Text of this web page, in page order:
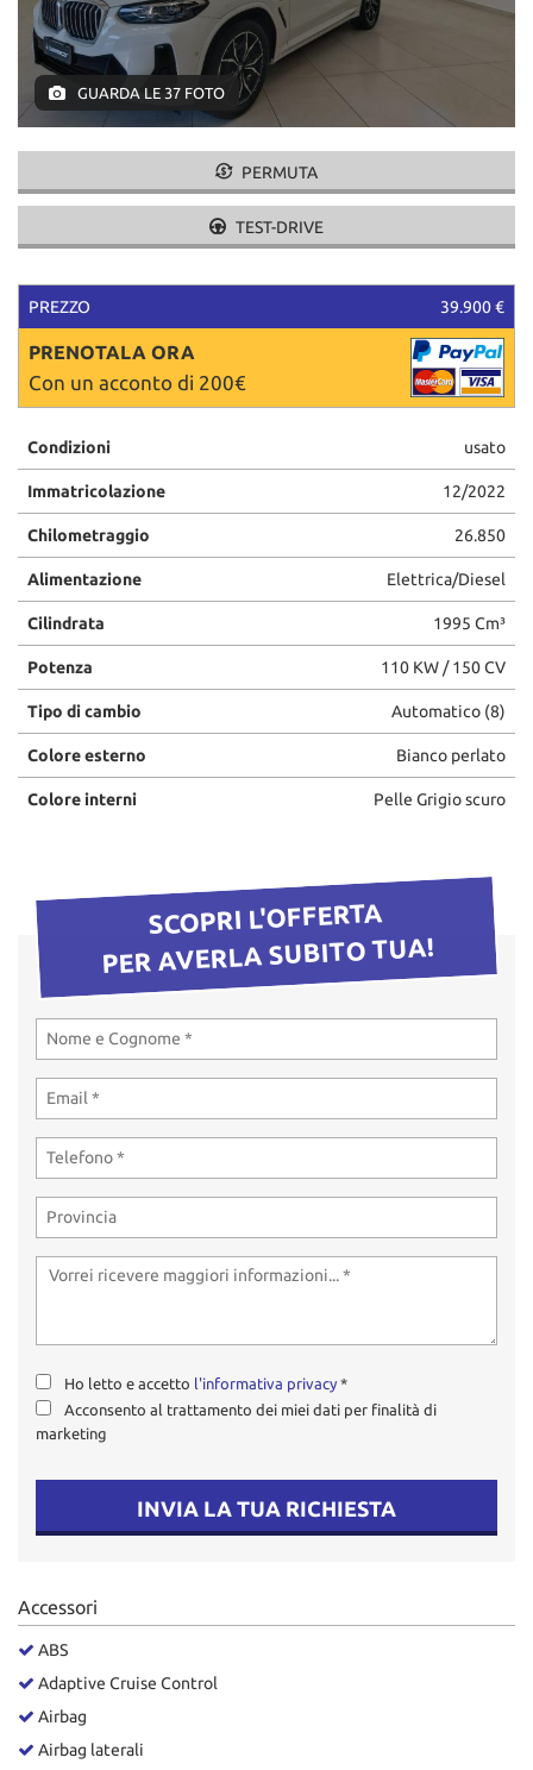
GUARDA LE 37 FOTO
PERMUTA
TEST-DRIVE
PREZZO 39.900 €
PRENOTALA ORA
Con un acconto di 200€
Condizioni usato
Immatricolazione 12/2022
Chilometraggio 26.850
Alimentazione Elettrica/Diesel
Cilindrata 1995 Cm³
Potenza 110 KW / 150 CV
Tipo di cambio Automatico (8)
Colore esterno Bianco perlato
Colore interni Pelle Grigio scuro
SCOPRI L'OFFERTA
PER AVERLA SUBITO TUA!
Ho letto e accetto l'informativa privacy *
Acconsento al trattamento dei miei dati per finalità di
marketing
INVIA LA TUA RICHIESTA
Accessori
ABS
Adaptive Cruise Control
Airbag
Airbag laterali
tracciamento
che
adottiamo
per
offrire
le
funzionalità
svolgere
attività
descritte.
Per
ottenere
maggiori
informazioni
sull'utilità
e
sul
di
questi
strumenti
di
tracciamento
si
rimanda
cookie
policy.
rivedere
scelte
in
qualsiasi
momento.
Cookie delle preferenze
Cookie di marketing
cookie
Salva
impostazioni